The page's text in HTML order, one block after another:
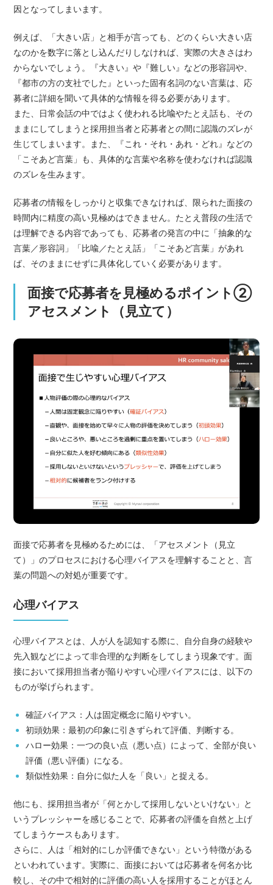
因となってしまいます。
例えば、「大きい店」と相手が言っても、どのくらい大きい店
なのかを数字に落とし込んだりしなければ、実際の大きさはわ
からないでしょう。『大きい』や『難しい』などの形容詞や、
『都市の方の支社でした』といった固有名詞のない言葉は、応
募者に詳細を聞いて具体的な情報を得る必要があります。
また、日常会話の中ではよく使われる比喩やたとえ話も、その
ままにしてしまうと採用担当者と応募者との間に認識のズレが
生じてしまいます。また、『これ・それ・あれ・どれ』などの
「こそあど言葉」も、具体的な言葉や名称を使わなければ認識
のズレを生みます。
応募者の情報をしっかりと収集できなければ、限られた面接の
時間内に精度の高い見極めはできません。たとえ普段の生活で
は理解できる内容であっても、応募者の発言の中に「抽象的な
言葉／形容詞」「比喩／たとえ話」「こそあど言葉」があれ
ば、そのままにせずに具体化していく必要があります。
面接で応募者を見極めるポイント②
アセスメント（見立て）
面接で応募者を見極めるためには、「アセスメント（見立
て）」のプロセスにおける心理バイアスを理解することと、言
葉の問題への対処が重要です。
心理バイアス
心理バイアスとは、人が人を認知する際に、自分自身の経験や
先入観などによって非合理的な判断をしてしまう現象です。面
接において採用担当者が陥りやすい心理バイアスには、以下の
ものが挙げられます。
確証バイアス：人は固定概念に陥りやすい。
初頭効果：最初の印象に引きずられて評価、判断する。
ハロー効果：一つの良い点（悪い点）によって、全部が良い
評価（悪い評価）になる。
類似性効果：自分に似た人を「良い」と捉える。
他にも、採用担当者が「何とかして採用しないといけない」と
いうプレッシャーを感じることで、応募者の評価を自然と上げ
てしまうケースもあります。
さらに、人は「相対的にしか評価できない」という特徴がある
といわれています。実際に、面接においては応募者を何名か比
較し、その中で相対的に評価の高い人を採用することがほとん